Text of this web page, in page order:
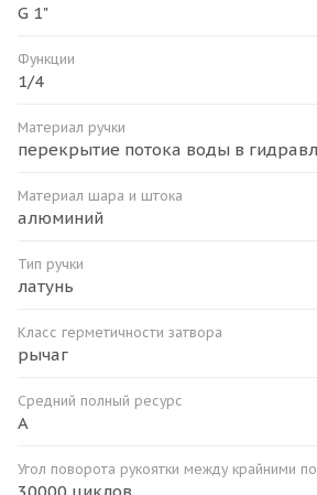
G 1"
Функции
1/4
Материал ручки
перекрытие потока воды в
Материал шара и штока
алюминий
Тип ручки
латунь
Класс герметичности затвора
рычаг
Средний полный ресурс
А
Угол поворота рукоятки между крайними
30000 циклов